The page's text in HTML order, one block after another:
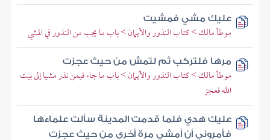
عليك مشي فمشيت
موطأ مالك > كتاب النذور والأيمان > باب ما يجب من النذور في المشي
مرها فلتركب ثم لتمش من حيث عجزت
موطأ مالك > كتاب النذور والأيمان > باب ما جاء فيمن نذر مشيا إلى بيت
الله فعجز
عليك هدي فلما قدمت المدينة سألت علماءها
فأمروني أن أمشي مرة أخرى من حيث عجزت